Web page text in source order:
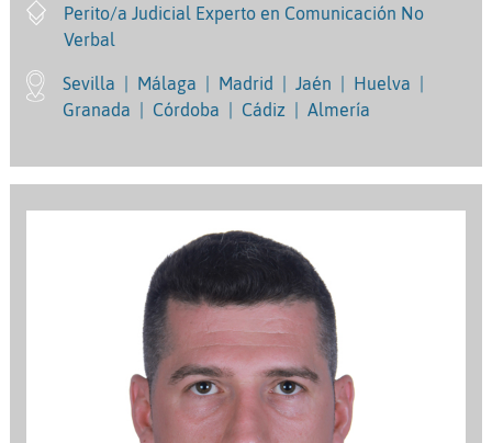
Perito/a Judicial Experto en Comunicación No
Verbal
Sevilla Málaga Madrid Jaén Huelva
Granada
Córdoba Cádiz Almería